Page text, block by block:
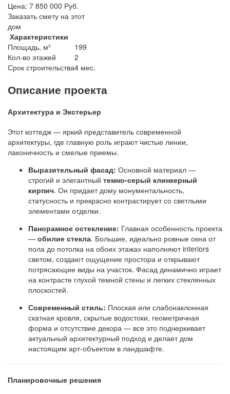
Цена: 7 850 000 Руб.
Заказать смету на этот
дом
Характеристики
Площадь, м²
199
Кол-во этажей
2
Срок строительства4 мес.
Описание проекта
Архитектура и Экстерьер
Этот коттедж — яркий представитель современной
архитектуры, где главную роль играют чистые линии,
лаконичность и смелые приемы.
Выразительный фасад: Основной материал —
строгий и элегантный темно-серый клинкерный
кирпич. Он придает дому монументальность,
статусность и прекрасно контрастирует со светлыми
элементами отделки.
Панорамное остекление: Главная особенность проекта
— обилие стекла. Большие, идеально ровные окна от
пола до потолка на обоих этажах наполняют interiors
светом, создают ощущение простора и открывают
потрясающие виды на участок. Фасад динамично играет
на контрасте глухой темной стены и легких стеклянных
плоскостей.
Современный стиль: Плоская или слабонаклонная
скатная кровля, скрытые водостоки, геометричная
форма и отсутствие декора — все это подчеркивает
актуальный архитектурный подход и делает дом
настоящим арт-объектом в ландшафте.
Планировочные решения